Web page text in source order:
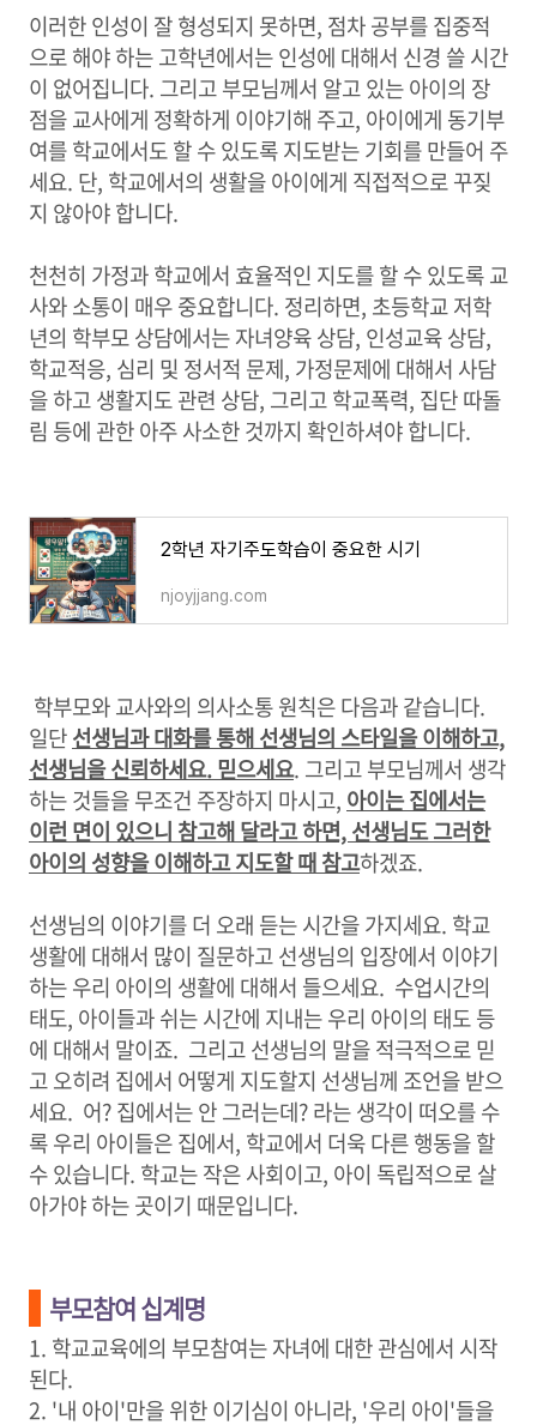
이러한 인성이 잘 형성되지 못하면, 점차 공부를 집중적
으로 해야 하는 고학년에서는 인성에 대해서 신경 쓸 시간
이 없어집니다. 그리고 부모님께서 알고 있는 아이의 장
점을 교사에게 정확하게 이야기해 주고, 아이에게 동기부
여를 학교에서도 할 수 있도록 지도받는 기회를 만들어 주
세요. 단, 학교에서의 생활을 아이에게 직접적으로 꾸짖
지 않아야 합니다.
천천히 가정과 학교에서 효율적인 지도를 할 수 있도록 교
사와 소통이 매우 중요합니다. 정리하면, 초등학교 저학
년의 학부모 상담에서는 자녀양육 상담, 인성교육 상담,
학교적응, 심리 및 정서적 문제, 가정문제에 대해서 사담
을 하고 생활지도 관련 상담, 그리고 학교폭력, 집단 따돌
림 등에 관한 아주 사소한 것까지 확인하셔야 합니다.
2학년 자기주도학습이 중요한 시기
njoyjjang.com
학부모와 교사와의 의사소통 원칙은 다음과 같습니다.
일단선생님과 대화를 통해 선생님의 스타일을 이해하고,
선생님을 신뢰하세요. 믿으세요. 그리고 부모님께서 생각
하는 것들을 무조건 주장하지 마시고, 아이는 집에서는
이런 면이 있으니 참고해 달라고 하면, 선생님도 그러한
아이의 성향을 이해하고 지도할 때 참고하겠죠.
선생님의 이야기를 더 오래 듣는 시간을 가지세요. 학교
생활에 대해서 많이 질문하고 선생님의 입장에서 이야기
하는 우리 아이의 생활에 대해서 들으세요. 수업시간의
태도, 아이들과 쉬는 시간에 지내는 우리 아이의 태도 등
에 대해서 말이죠. 그리고 선생님의 말을 적극적으로 믿
고 오히려 집에서 어떻게 지도할지 선생님께 조언을 받으
세요. 어? 집에서는 안 그러는데? 라는 생각이 떠오를 수
록 우리 아이들은 집에서, 학교에서 더욱 다른 행동을 할
수 있습니다. 학교는 작은 사회이고, 아이 독립적으로 살
아가야 하는 곳이기 때문입니다.
부모참여 십계명
1. 학교교육에의 부모참여는 자녀에 대한 관심에서 시작
된다.
2. '내 아이'만을 위한 이기심이 아니라, '우리 아이'들을